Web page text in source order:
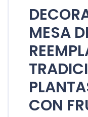
MESA
CON